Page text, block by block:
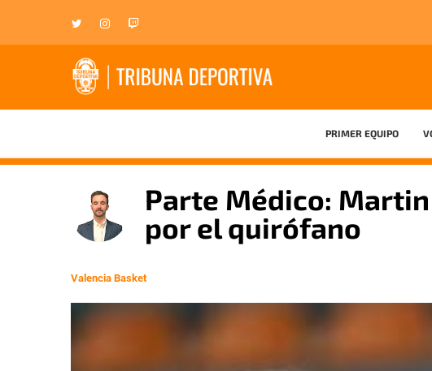
PRIMER EQUIPO
Parte Médico:
por el quirófano
Valencia Basket